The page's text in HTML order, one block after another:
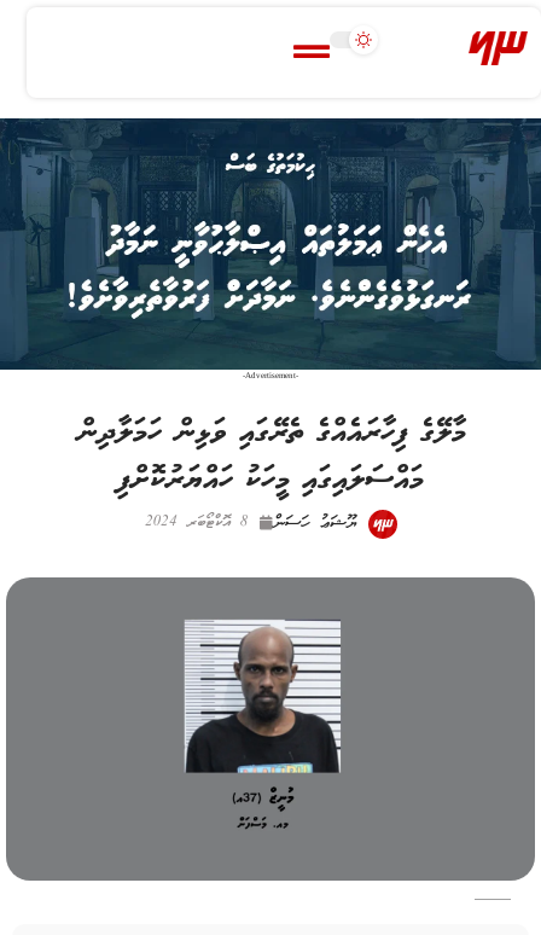
-Advertisement-
މާލޭގެ ފިހާރައެއްގެ ތެރޭގައި ވަޅިން ހަމަލާދިން
މައްސަލައިގައި މީހަކު ހައްޔަރުކޮށްފި
ޔޫޝަޢު ހަސަން 8 އޮކްޓޯބަރ 2024